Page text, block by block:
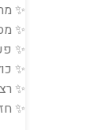
✨
✨
✨
✨
✨
✨